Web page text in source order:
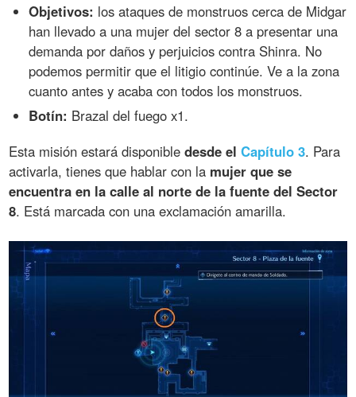
Objetivos: los ataques de monstruos cerca de Midgar
han llevado a una mujer del sector 8 a presentar una
demanda por daños y perjuicios contra Shinra. No
podemos permitir que el litigio continúe. Ve a la zona
cuanto antes y acaba con todos los monstruos.
Botín: Brazal del fuego x1.
Esta misión estará disponibledesde elCapítulo 3. Para
activarla, tienes que hablar con la mujer que se
encuentra en la calle al norte de la fuente del Sector
8. Está marcada con una exclamación amarilla.